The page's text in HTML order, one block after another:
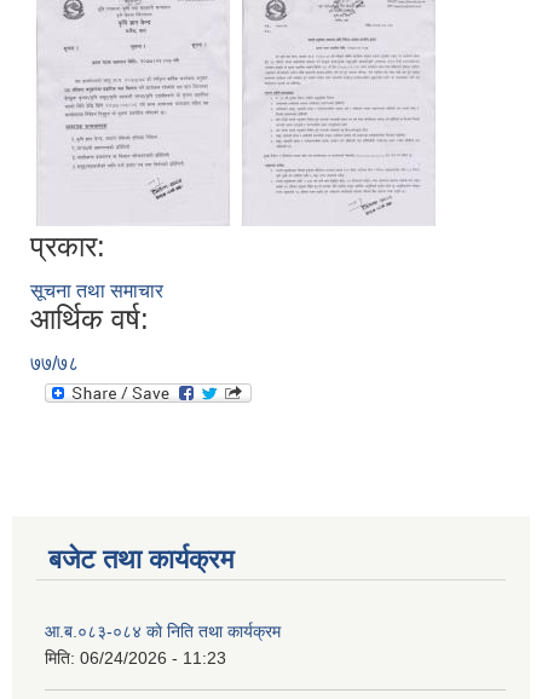
प्रकार:
सूचना तथा समाचार
आर्थिक वर्ष:
७७/७८
बजेट तथा कार्यक्रम
आ.ब.०८३-०८४ काे निति तथा कार्यक्रम
मिति: 06/24/2026 - 11:23